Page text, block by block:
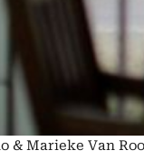
& Marieke Van